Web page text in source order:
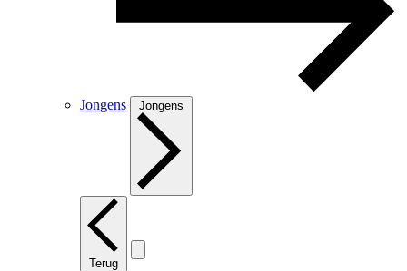
Jongens Jongens
Terug